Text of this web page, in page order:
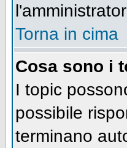
Torna in cima
Cosa sono i
I topic
possibile
terminano